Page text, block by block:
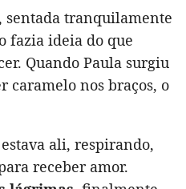
sentada tranquilamente
fazia ideia do que
Quando Paula surgiu
caramelo nos braços, o
ali, respirando,
receber amor.